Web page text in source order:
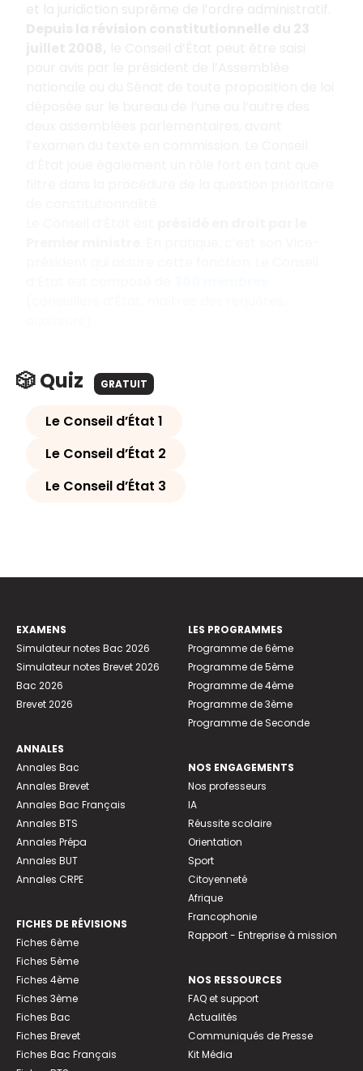
🎲 Quiz GRATUIT
Le Conseil d’État 1
Le Conseil d’État 2
Le Conseil d’État 3
EXAMENS
Simulateur notes Bac 2026
Simulateur notes Brevet 2026
Bac 2026
Brevet 2026
ANNALES
Annales Bac
Annales Brevet
Annales Bac Français
Annales BTS
Annales Prépa
Annales BUT
Annales CRPE
FICHES DE RÉVISIONS
Fiches 6ème
Fiches 5ème
Fiches 4ème
Fiches 3ème
Fiches Bac
Fiches Brevet
Fiches Bac Français
LES PROGRAMMES
Programme de 6ème
Programme de 5ème
Programme de 4ème
Programme de 3ème
Programme de Seconde
NOS ENGAGEMENTS
Nos professeurs
IA
Réussite scolaire
Orientation
Sport
Citoyenneté
Afrique
Francophonie
Rapport - Entreprise à mission
NOS RESSOURCES
FAQ et support
Actualités
Communiqués de Presse
Kit Média